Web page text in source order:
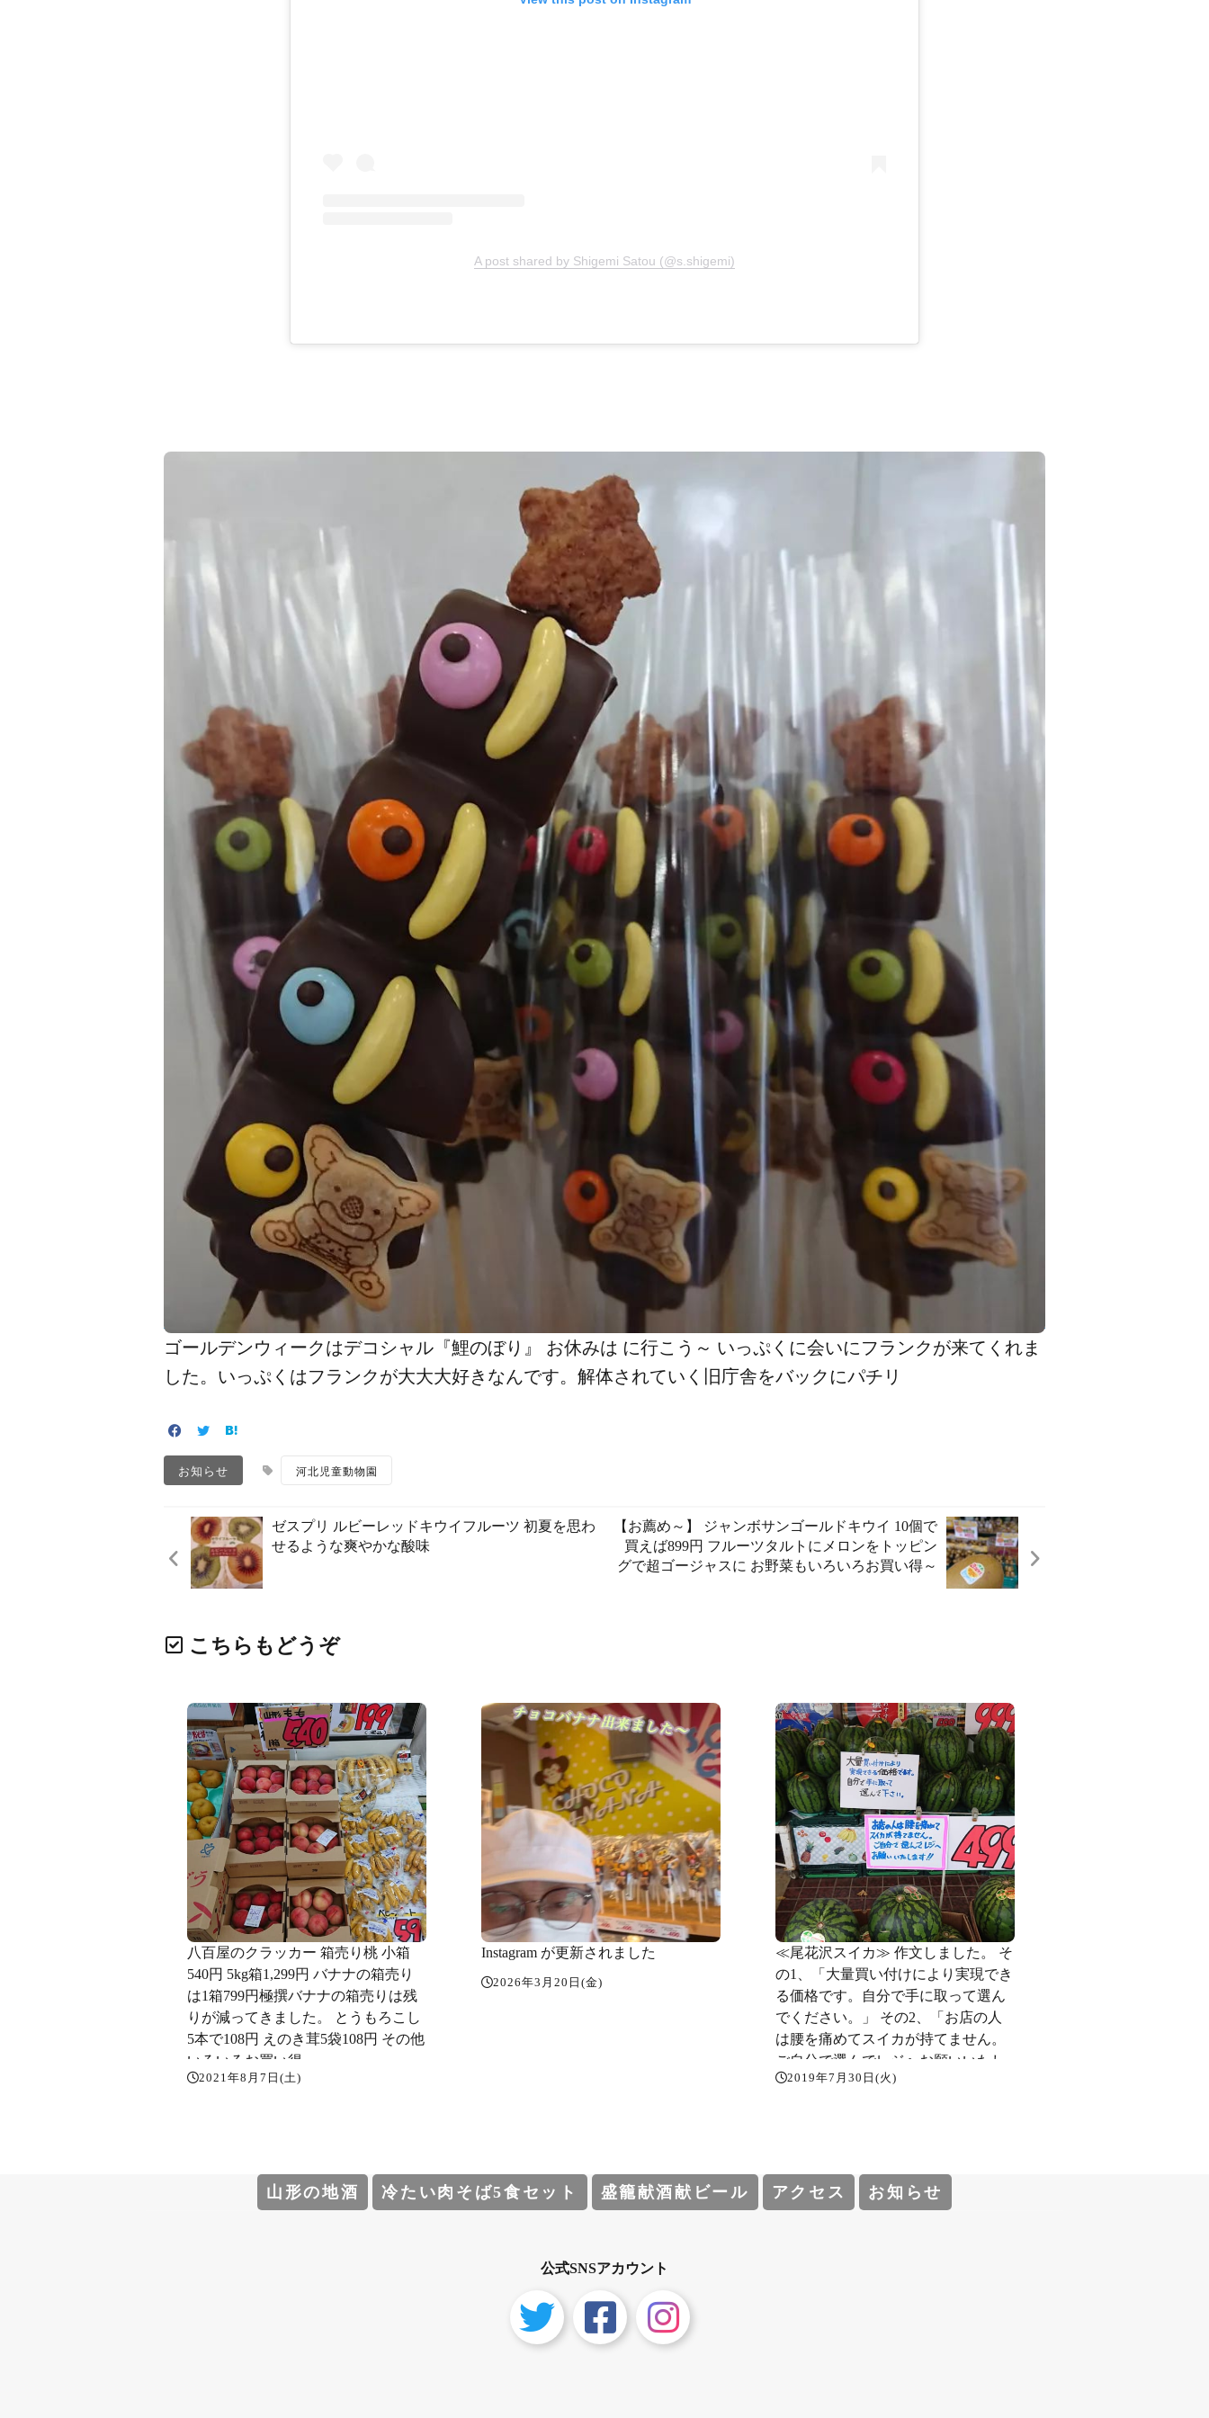
A post shared by Shigemi Satou (@s.shigemi)
ゴールデンウィークはデコシャル️『鯉のぼり』 お休みは に行こう～️ いっぷくに会いにフランクが来てくれま
した。いっぷくはフランクが️大大大好き️なんです。解体されていく旧庁舎をバックにパチリ
お知らせ 河北児童動物園
ゼスプリ ルビーレッドキウイフルーツ 初夏を思わ
せるような爽やかな酸味️
【お薦め～️】 ジャンボサンゴールドキウイ 10個で
買えば899円️ フルーツタルトにメロンをトッピン
グで超ゴージャスに お野菜もいろいろお買い得～️
こちらもどうぞ
八百屋のクラッカー 箱売り桃 小箱
540円 5kg箱1,299円 バナナの箱売り
は1箱799円️極撰バナナの箱売りは残
りが減ってきました。 とうもろこし
5本で108円 えのき茸5袋108円 その他
いろいろお買い得～️
2021年8月7日(土)
Instagram が更新されました
2026年3月20日(金)
≪尾花沢スイカ️≫ 作文しました。 そ
の1、「大量買い付けにより実現でき
る価格です。自分で手に取って選ん
でください。」 その2、「お店の人
は腰を痛めてスイカが持てません。
ご自分で選んでレジへお願いいたし
ます️」
2019年7月30日(火)
山形の地酒 冷たい肉そば5食セット 盛籠献酒献ビール アクセス お知らせ
公式SNSアカウント